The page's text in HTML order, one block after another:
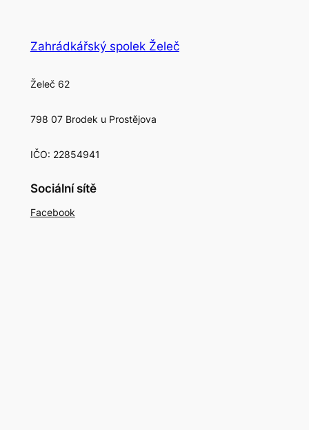
Zahrádkářský spolek Želeč
Želeč 62
798 07 Brodek u Prostějova
IČO: 22854941
Sociální sítě
Facebook